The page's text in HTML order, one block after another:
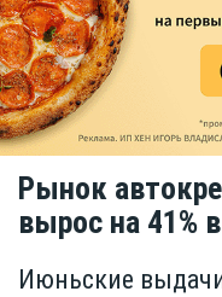
Рынок
вырос на 41%
Июньские